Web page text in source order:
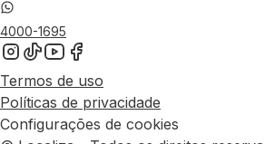
4000-1695
Termos de uso
Políticas de privacidade
Configurações de cookies